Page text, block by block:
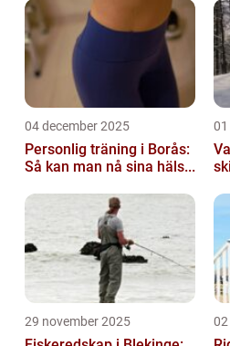
04 december 2025
Personlig träning i Borås:
Så kan man nå sina häls...
01
29 november 2025